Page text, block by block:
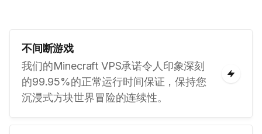
不间断游戏
我们的Minecraft VPS承诺令人印象深刻
的99.95%的正常运行时间保证，保持您
沉浸式方块世界冒险的连续性。